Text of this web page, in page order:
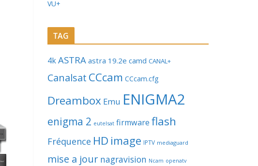
VU+
TAG
4kASTRA astra 19.2e camd CANAL+
Canalsat CCcam CCcam.cfg
Dreambox Emu ENIGMA2
enigma 2 eutelsat firmware flash
Fréquence HD image IPTV mediaguard
mise a jour nagravision Ncam openatv